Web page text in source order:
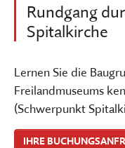
Rundgang
Spitalkirche
Lernen Sie die
Freilandmuseums
(Schwerpunkt
IHRE